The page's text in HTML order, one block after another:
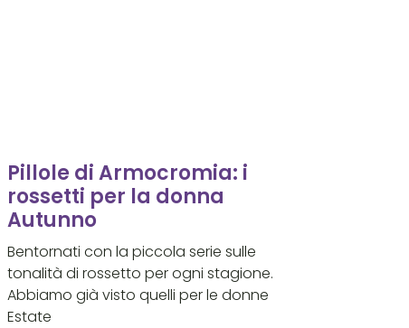
Pillole di Armocromia: i
rossetti per la donna
Autunno
Bentornati con la piccola serie sulle
tonalità di rossetto per ogni stagione.
Abbiamo già visto quelli per le donne
Estate